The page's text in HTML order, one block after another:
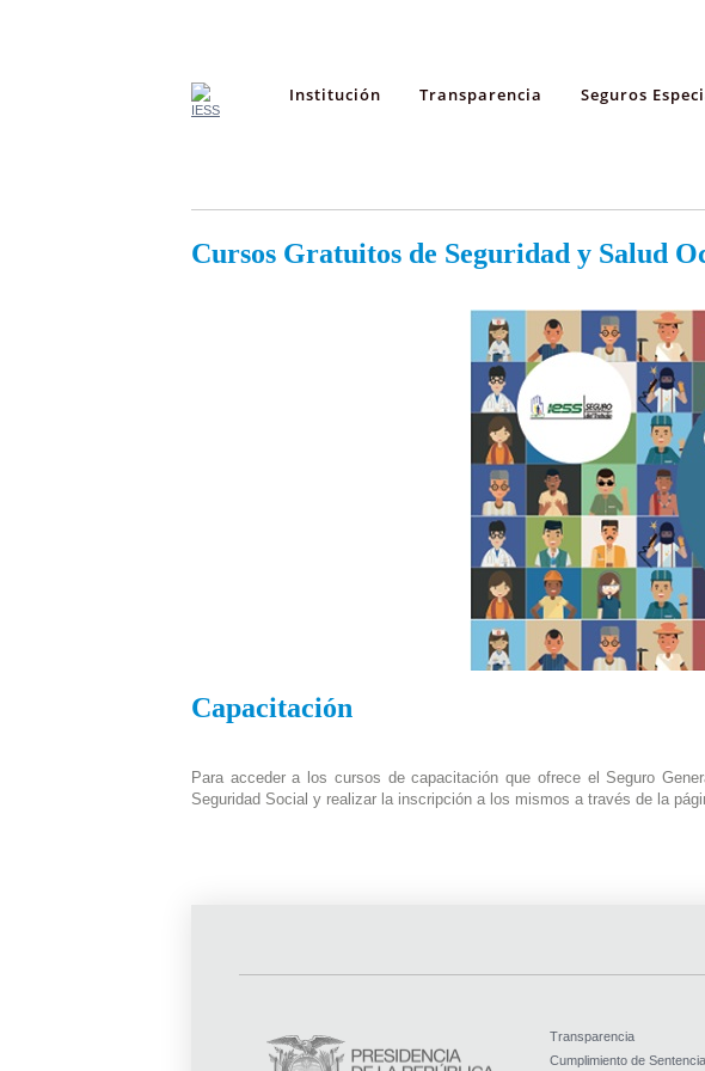
Institución Transparencia Seguros
Cursos Gratuitos de Seguridad y Salud
Capacitación
Para acceder a los cursos de capacitación que ofrece el Seguro
Seguridad Social y realizar la inscripción a los mismos a través de la
Transparencia
Cumplimiento de